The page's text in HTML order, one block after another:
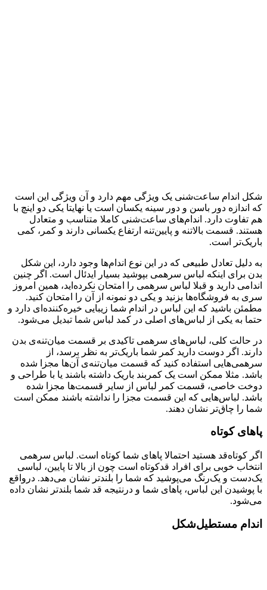
شکل اندام ساعت‌شنی یک ویژگی مهم دارد و آن ویژگی این است
که اندازه‌ دور باسن و دور سینه یکسان است یا نهایتا یکی دو اینچ با
هم تفاوت دارد. اندام‌های ساعت‌شنی کاملا متناسب و متعادل
هستند. قسمت بالاتنه و پایین‌تنه ارتفاع یکسانی دارند و کمر، کمی
باریک‌تر است.
به دلیل تعادل طبیعی که در این نوع اندام‌ها وجود دارد، این شکل
بدن برای اینکه لباس سرهمی بپوشید بسیار ایدئال است. اگر چنین
اندامی دارید و قبلا لباس سرهمی را امتحان نکرده‌اید، همین امروز
سری به فروشگاه‌ها بزنید و یکی دو نمونه از آن را امتحان کنید.
مطمئن باشید که این لباس در اندام شما زیبایی خیره‌کننده‌ای دارد و
حتما به یکی از لباس‌های اصلی در کمد لباس شما تبدیل می‌شود.
در حالت کلی، لباس‌های سرهمی تاکیدی بر قسمت میان‌تنه‌ی بدن
دارند. اگر دوست دارید کمر شما باریک‌تر به نظر برسد، از
سرهمی‌هایی استفاده کنید که قسمت میان‌تنه‌ی آن‌ها مجزا شده
باشد. مثلا ممکن است یک کمربند باریک داشته باشند یا با طراحی و
دوخت خاصی، قسمت کمر لباس از سایر قسمت‌ها مجزا شده
باشد. لباس‌هایی که این قسمت مجزا را نداشته باشند ممکن است
شما را چاق‌تر نشان دهند.
پاهای کوتاه
اگر کوتاه‌قد هستید احتمالا پاهای شما کوتاه است. لباس سرهمی
انتخاب خوبی برای افراد قدکوتاه است چون از بالا تا پایین، لباسی
یک‌دست و یک‌رنگ می‌پوشید که شما را بلندتر نشان می‌دهد. درواقع
با پوشیدن این لباس، پاهای شما و درنتیجه قد شما بلندتر نشان داده
می‌شود.
اندام مستطیل‌شکل